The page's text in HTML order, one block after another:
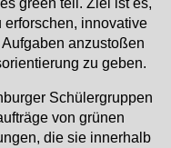
innovative
anzustoßen
zu geben.
Schülergruppen
von grünen
die sie innerhalb